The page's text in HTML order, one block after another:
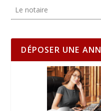
Le notaire
DÉPOSER UNE